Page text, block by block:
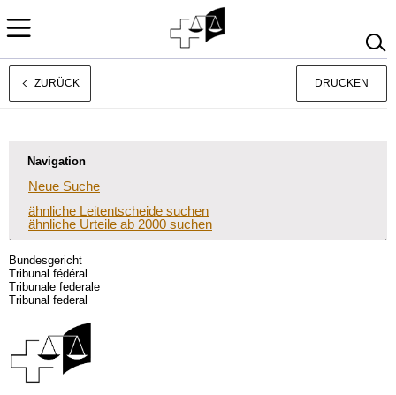
Français
ZURÜCK DRUCKEN
Navigation
Neue Suche
ähnliche Leitentscheide suchen
ähnliche Urteile ab 2000 suchen
Bundesgericht
Tribunal fédéral
Tribunale federale
Tribunal federal